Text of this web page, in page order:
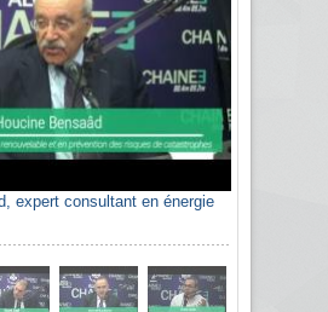
expert consultant en énergie